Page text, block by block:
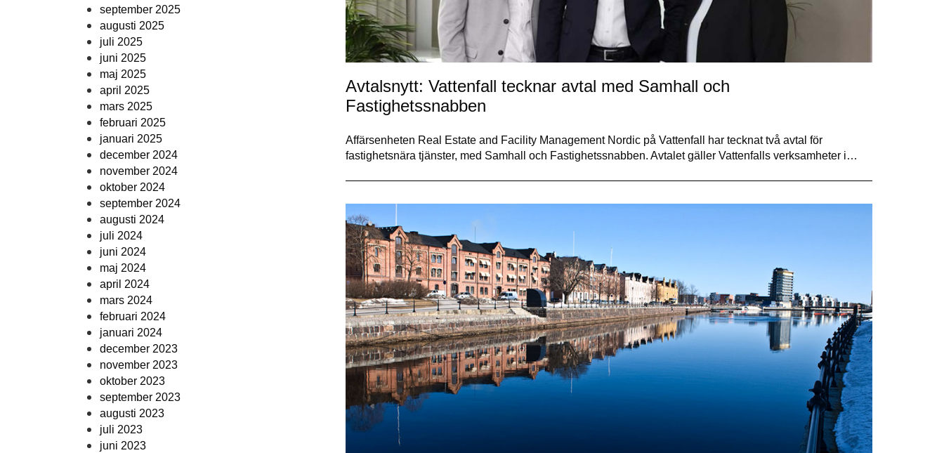
september 2025
augusti 2025
juli 2025
juni 2025
maj 2025
april 2025
mars 2025
februari 2025
januari 2025
december 2024
november 2024
oktober 2024
september 2024
augusti 2024
juli 2024
juni 2024
maj 2024
april 2024
mars 2024
februari 2024
januari 2024
december 2023
november 2023
oktober 2023
september 2023
augusti 2023
juli 2023
juni 2023
Avtalsnytt: Vattenfall tecknar avtal med Samhall och
Fastighetssnabben
Affärsenheten Real Estate and Facility Management Nordic på Vattenfall har tecknat två avtal för
fastighetsnära tjänster, med Samhall och Fastighetssnabben. Avtalet gäller Vattenfalls verksamheter i…